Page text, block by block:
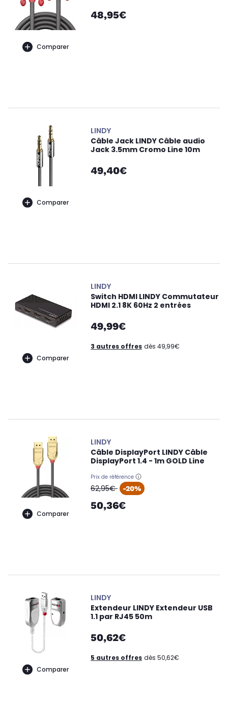
Comparer
48,95€
Comparer
LINDY
Câble Jack LINDY Câble audio
Jack 3.5mm Cromo Line 10m
49,40€
Comparer
LINDY
Switch HDMI LINDY Commutateur
HDMI 2.1 8K 60Hz 2 entrées
49,99€
3 autres offres dès 49,99€
Comparer
LINDY
Câble DisplayPort LINDY Câble
DisplayPort 1.4 - 1m GOLD Line
Prix de référence
oldPrice
62,95€ -20%
50,36€
Comparer
LINDY
Extendeur LINDY Extendeur USB
1.1 par RJ45 50m
50,62€
5 autres offres dès 50,62€